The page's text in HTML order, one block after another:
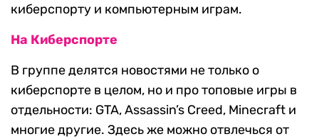
киберспорту и компьютерным играм.
На Киберспорте
В группе делятся новостями не только о
киберспорте в целом, но и про топовые игры в
отдельности: GTA, Assassin’s Creed, Minecraft и
многие другие. Здесь же можно отвлечься от